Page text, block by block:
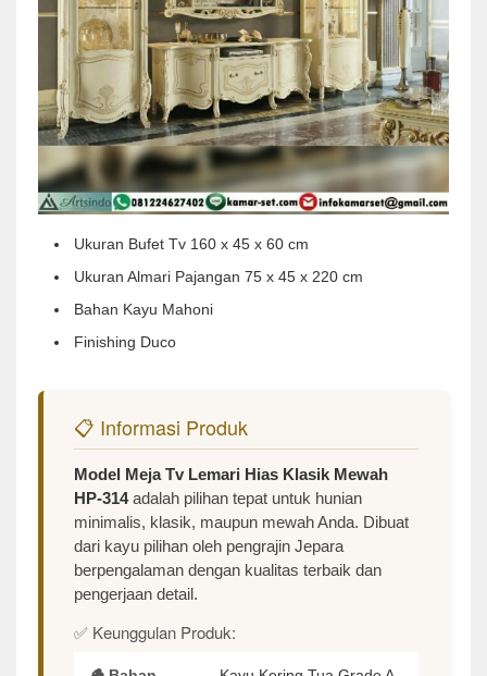
Ukuran Bufet Tv 160 x 45 x 60 cm
Ukuran Almari Pajangan 75 x 45 x 220 cm
Bahan Kayu Mahoni
Finishing Duco
📋 Informasi Produk
Model Meja Tv Lemari Hias Klasik Mewah
HP-314adalah pilihan tepat untuk hunian
minimalis, klasik, maupun mewah Anda. Dibuat
dari kayu pilihan oleh pengrajin Jepara
berpengalaman dengan kualitas terbaik dan
pengerjaan detail.
✅ Keunggulan Produk: